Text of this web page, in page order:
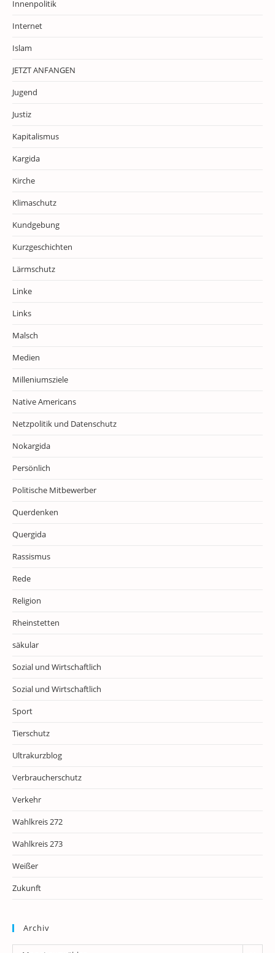
Innenpolitik
Internet
Islam
JETZT ANFANGEN
Jugend
Justiz
Kapitalismus
Kargida
Kirche
Klimaschutz
Kundgebung
Kurzgeschichten
Lärmschutz
Linke
Links
Malsch
Medien
Milleniumsziele
Native Americans
Netzpolitik und Datenschutz
Nokargida
Persönlich
Politische Mitbewerber
Querdenken
Quergida
Rassismus
Rede
Religion
Rheinstetten
säkular
Sozial und Wirtschaftlich
Sozial und Wirtschaftlich
Sport
Tierschutz
Ultrakurzblog
Verbraucherschutz
Verkehr
Wahlkreis 272
Wahlkreis 273
Weißer
Zukunft
Archiv